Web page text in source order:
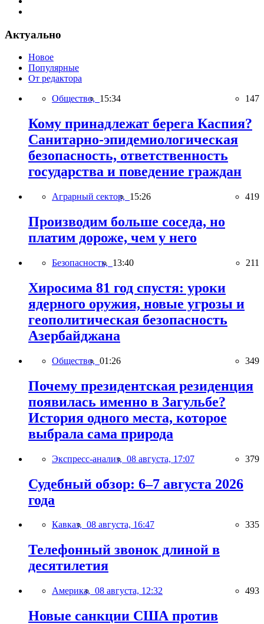
Актуально
Новое
Популярные
От редактора
Общество, 15:34 147
Кому принадлежат берега Каспия?
Санитарно-эпидемиологическая
безопасность, ответственность
государства и поведение граждан
Аграрный сектор, 15:26 419
Производим больше соседа, но
платим дороже, чем у него
Безопасность, 13:40 211
Хиросима 81 год спустя: уроки
ядерного оружия, новые угрозы и
геополитическая безопасность
Азербайджана
Общество, 01:26 349
Почему президентская резиденция
появилась именно в Загульбе?
История одного места, которое
выбрала сама природа
Экспресс-анализ, 08 августа, 17:07 379
Судебный обзор: 6–7 августа 2026
года
Кавказ, 08 августа, 16:47 335
Телефонный звонок длиной в
десятилетия
Америка, 08 августа, 12:32 493
Новые санкции США против